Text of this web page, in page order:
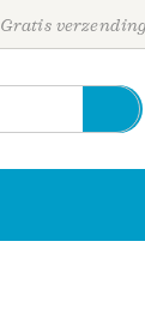
Gratis